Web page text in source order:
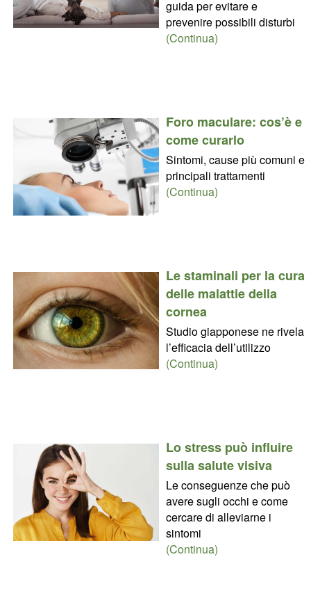
guida per evitare e
prevenire possibili disturbi
(Continua)
Foro maculare: cos’è e
come curarlo
Sintomi, cause più comuni e
principali trattamenti
(Continua)
Le staminali per la cura
delle malattie della
cornea
Studio giapponese ne rivela
l’efficacia dell’utilizzo
(Continua)
Lo stress può influire
sulla salute visiva
Le conseguenze che può
avere sugli occhi e come
cercare di alleviarne i
sintomi
(Continua)